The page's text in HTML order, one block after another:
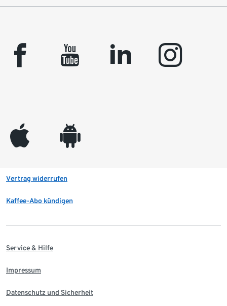
facebook youtube linkedin instagram
appleinc android
Vertrag widerrufen
Kaffee-Abo kündigen
Service & Hilfe
Impressum
Datenschutz und Sicherheit